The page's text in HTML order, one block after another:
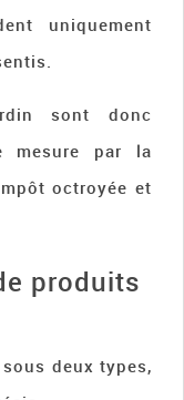
uniquement
sont donc
mesure par la
octroyée et
produits
deux types,